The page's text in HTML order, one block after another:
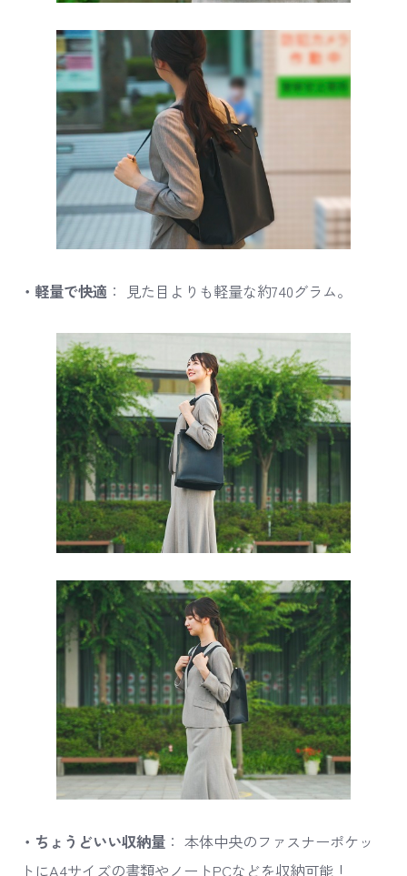
・軽量で快適 ： 見た目よりも軽量な約740グラム。
・ちょうどいい収納量 ： 本体中央のファスナーポケッ
トにA4サイズの書類やノートPCなどを収納可能！